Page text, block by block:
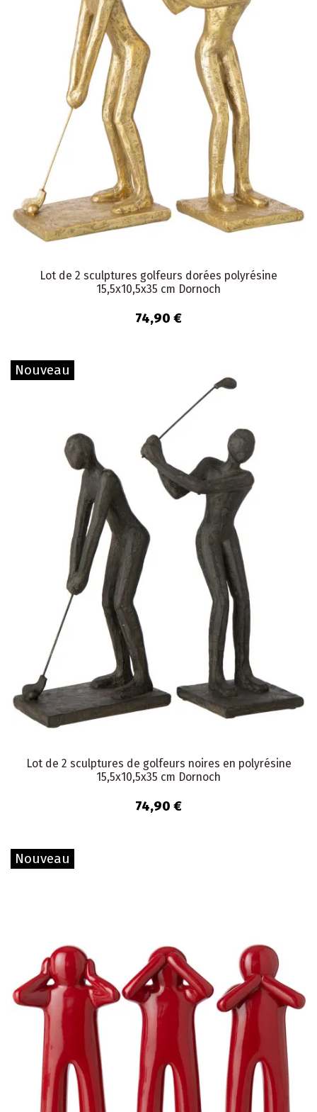
Lot de 2 sculptures golfeurs dorées polyrésine
15,5x10,5x35 cm Dornoch
74,90 €
Nouveau
Lot de 2 sculptures de golfeurs noires en polyrésine
15,5x10,5x35 cm Dornoch
74,90 €
Nouveau